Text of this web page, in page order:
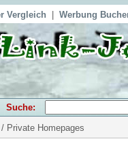
Vergleich Werbung
Suche:
Private Homepages